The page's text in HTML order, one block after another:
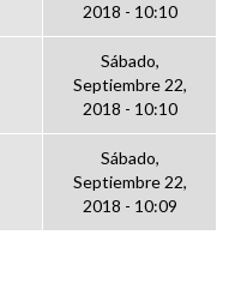
2018 - 10:10
Sábado,
Septiembre 22,
2018 - 10:10
Sábado,
Septiembre 22,
2018 - 10:09